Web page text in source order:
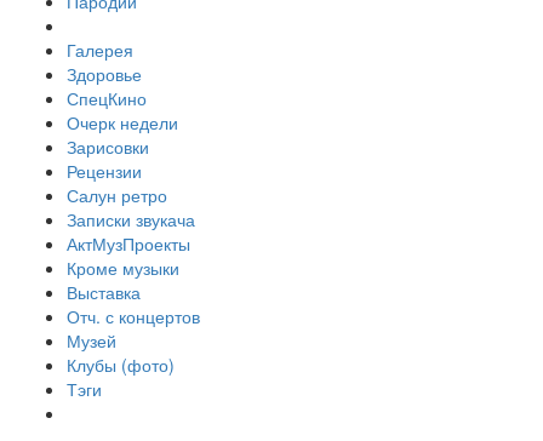
Галерея
Здоровье
СпецКино
Очерк недели
Зарисовки
Рецензии
Салун ретро
Записки звукача
АктМузПроекты
Кроме музыки
Выставка
Отч. с концертов
Музей
Клубы (фото)
Тэги